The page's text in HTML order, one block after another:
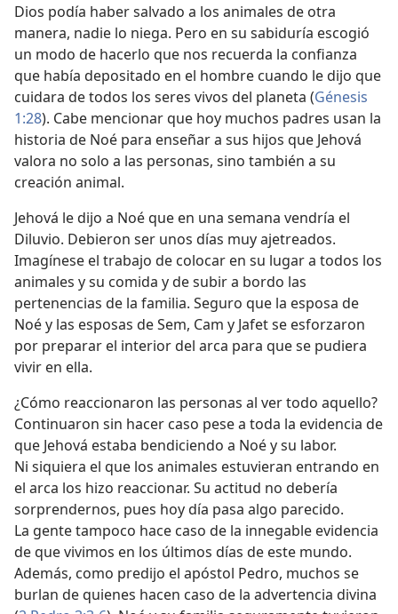
Dios podía haber salvado a los animales de otra
manera, nadie lo niega. Pero en su sabiduría escogió
un modo de hacerlo que nos recuerda la confianza
que había depositado en el hombre cuando le dijo que
cuidara de todos los seres vivos del planeta (Génesis
1:28). Cabe mencionar que hoy muchos padres usan la
historia de Noé para enseñar a sus hijos que Jehová
valora no solo a las personas, sino también a su
creación animal.
Jehová le dijo a Noé que en una semana vendría el
Diluvio. Debieron ser unos días muy ajetreados.
Imagínese el trabajo de colocar en su lugar a todos los
animales y su comida y de subir a bordo las
pertenencias de la familia. Seguro que la esposa de
Noé y las esposas de Sem, Cam y Jafet se esforzaron
por preparar el interior del arca para que se pudiera
vivir en ella.
¿Cómo reaccionaron las personas al ver todo aquello?
Continuaron sin hacer caso pese a toda la evidencia de
que Jehová estaba bendiciendo a Noé y su labor.
Ni siquiera el que los animales estuvieran entrando en
el arca los hizo reaccionar. Su actitud no debería
sorprendernos, pues hoy día pasa algo parecido.
La gente tampoco hace caso de la innegable evidencia
de que vivimos en los últimos días de este mundo.
Además, como predijo el apóstol Pedro, muchos se
burlan de quienes hacen caso de la advertencia divina